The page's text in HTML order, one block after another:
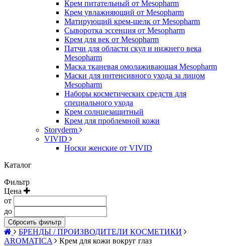
Крем питательный от Mesopharm
Крем увлажняющий от Mesopharm
Матирующий крем-шелк от Mesopharm
Сыворотка эссенция от Mesopharm
Крем для век от Mesopharm
Патчи для области скул и нижнего века
Mesopharm
Маска тканевая омолаживающая Mesopharm
Маски для интенсивного ухода за лицом
Mesopharm
Наборы косметических средств для
специального ухода
Крем солнцезащитный
Крем для проблемной кожи
Storyderm
VIVID
Носки женские от VIVID
Каталог
Фильтр
Цена
от
до
Сбросить фильтр
БРЕНДЫ / ПРОИЗВОДИТЕЛИ КОСМЕТИКИ
AROMATICA
Крем для кожи вокруг глаз